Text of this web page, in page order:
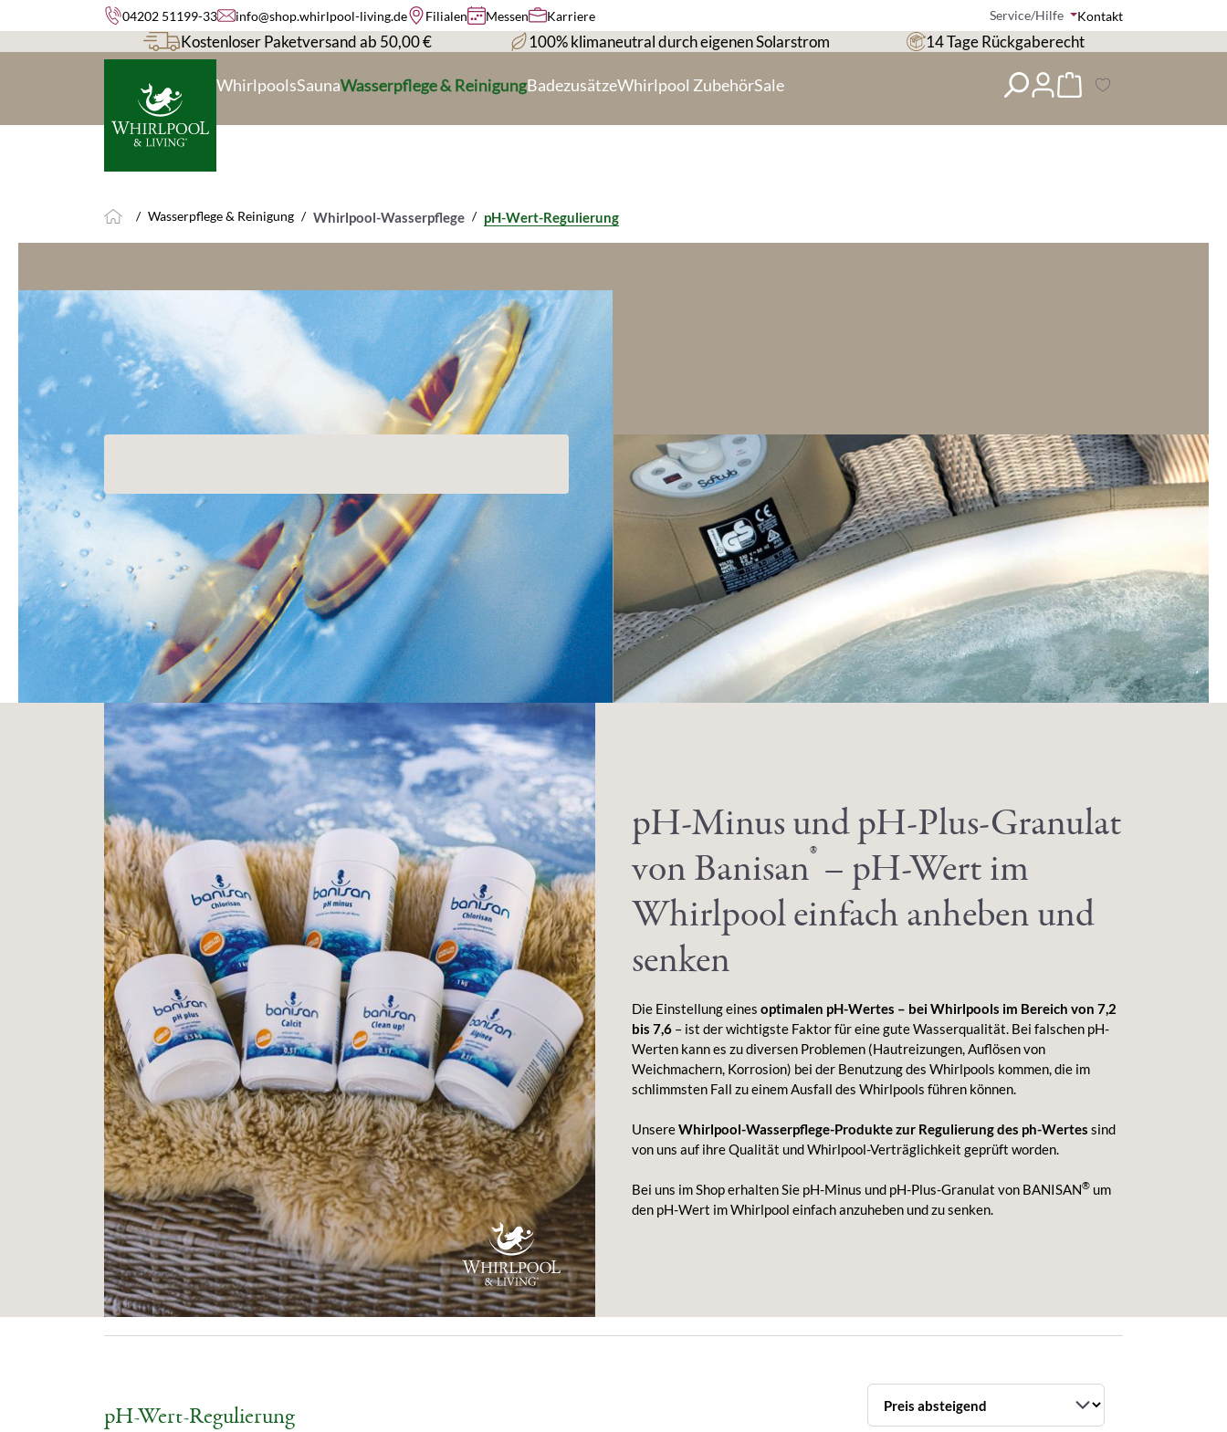
Zur Hauptnavigation springen
04202 51199-33 info@shop.whirlpool-living.de Filialen Messen Karriere Service/Hilfe Kontakt
Kostenloser Paketversand ab 50,00 € 100% klimaneutral durch eigenen Solarstrom 14 Tage Rückgaberecht
WhirlpoolsSaunaWasserpflege & ReinigungBadezusätzeWhirlpool ZubehörSale
/ Wasserpflege & Reinigung / Whirlpool-Wasserpflege / pH-Wert-Regulierung
pH-Minus und pH-Plus-Granulat
von Banisan® – pH-Wert im
Whirlpool einfach anheben und
senken
Die Einstellung eines optimalen pH-Wertes – bei Whirlpools im Bereich von 7,2
bis 7,6 – ist der wichtigste Faktor für eine gute Wasserqualität. Bei falschen pH-
Werten kann es zu diversen Problemen (Hautreizungen, Auflösen von
Weichmachern, Korrosion) bei der Benutzung des Whirlpools kommen, die im
schlimmsten Fall zu einem Ausfall des Whirlpools führen können.
UnsereWhirlpool-Wasserpflege-Produkte zur Regulierung des ph-Wertes sind
von uns auf ihre Qualität und Whirlpool-Verträglichkeit geprüft worden.
Bei uns im Shop erhalten Sie pH-Minus und pH-Plus-Granulat von BANISAN® um
den pH-Wert im Whirlpool einfach anzuheben und zu senken.
pH-Wert-Regulierung